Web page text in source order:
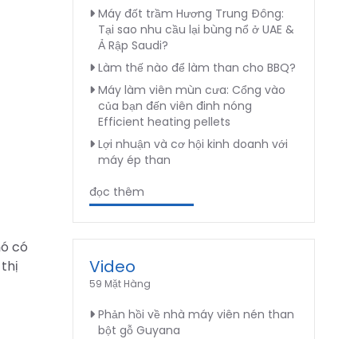
có
Máy đốt trầm Hương Trung Đông:
Tại sao nhu cầu lại bùng nổ ở UAE &
Ả Rập Saudi?
Làm thế nào để làm than cho BBQ?
Máy làm viên mùn cưa: Cổng vào
của bạn đến viên đinh nóng
Efficient heating pellets
Lợi nhuận và cơ hội kinh doanh với
máy ép than
đọc thêm
Video
59 Mặt Hàng
Phản hồi về nhà máy viên nén than
bột gỗ Guyana